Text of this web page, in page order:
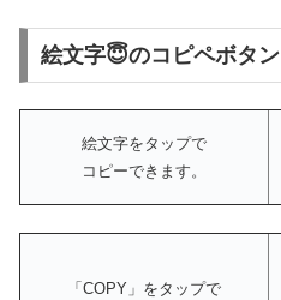
絵文字😇のコピペボタン
絵文字をタップで
コピーできます。
「COPY」をタップで